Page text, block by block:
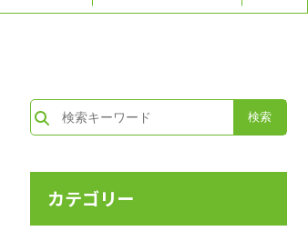
カテゴリー